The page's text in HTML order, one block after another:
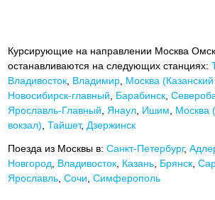
Курсирующие на направлении Москва
останавливаются на следующих станциях:
Владивосток Владимир Москва (Казанский
Новосибирск-главный
Барабинск ,
Ярославль-Главный
Янаул Ишим
Москва
вокзал) ,Тайшет, Дзержинск
Поезда из Москвы в:Санкт-Петербург,
Новгород
Владивосток Казань Брянск ,
Ярославль ,Сочи ,Симферополь